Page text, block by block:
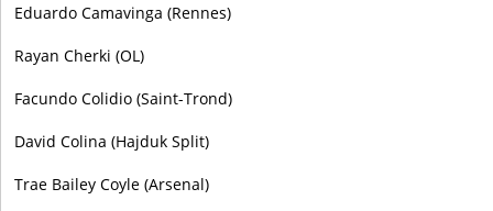
Eduardo Camavinga (Rennes)
Rayan Cherki (OL)
Facundo Colidio (Saint-Trond)
David Colina (Hajduk Split)
Trae Bailey Coyle (Arsenal)